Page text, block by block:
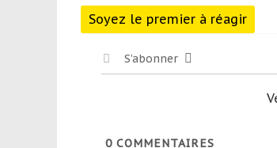
Soyez le premier à réagir
S’abonner
0 COMMENTAIRES